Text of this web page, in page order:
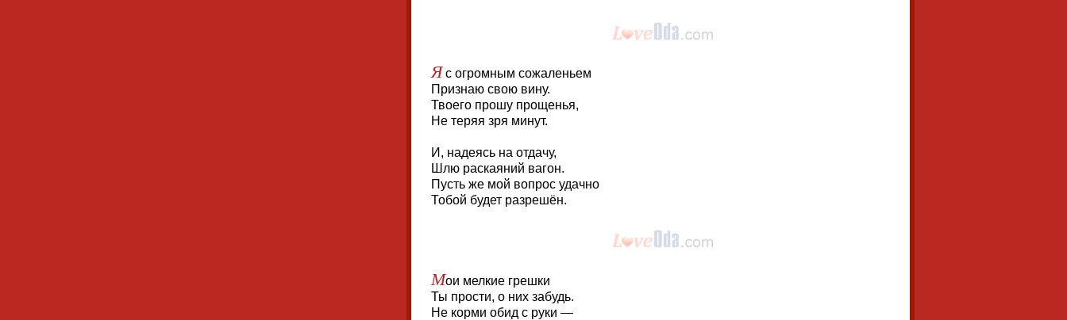
Я с огромным сожаленьем
Признаю свою вину.
Твоего прошу прощенья,
Не теряя зря минут.
И, надеясь на отдачу,
Шлю раскаяний вагон.
Пусть же мой вопрос удачно
Тобой будет разрешён.
Мои мелкие грешки
Ты прости, о них забудь.
Не корми обид с руки —